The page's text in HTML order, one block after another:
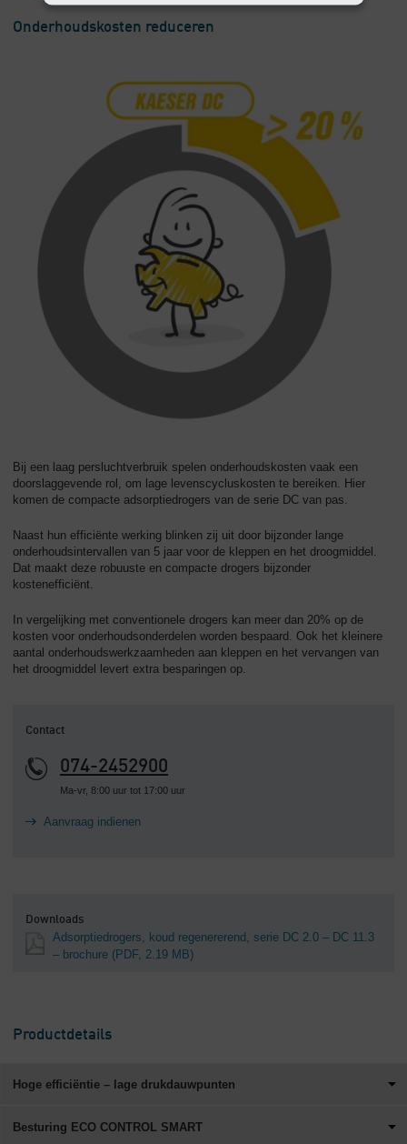
Onderhoudskosten reduceren
Bij een laag persluchtverbruik spelen onderhoudskosten vaak een
doorslaggevende rol, om lage levenscycluskosten te bereiken. Hier
komen de compacte adsorptiedrogers van de serie DC van pas.
Naast hun efficiënte werking blinken zij uit door bijzonder lange
onderhoudsintervallen van 5 jaar voor de kleppen en het droogmiddel.
Dat maakt deze robuuste en compacte drogers bijzonder
kostenefficiënt.
In vergelijking met conventionele drogers kan meer dan 20% op de
kosten voor onderhoudsonderdelen worden bespaard. Ook het kleinere
aantal onderhoudswerkzaamheden aan kleppen en het vervangen van
het droogmiddel levert extra besparingen op.
Contact
074-2452900
Ma-vr, 8:00 uur tot 17:00 uur
Aanvraag indienen
Downloads
Adsorptiedrogers, koud regenererend, serie DC 2.0 – DC 11.3
– brochure (PDF, 2.19 MB)
Productdetails
Hoge efficiëntie – lage drukdauwpunten
Besturing ECO CONTROL SMART